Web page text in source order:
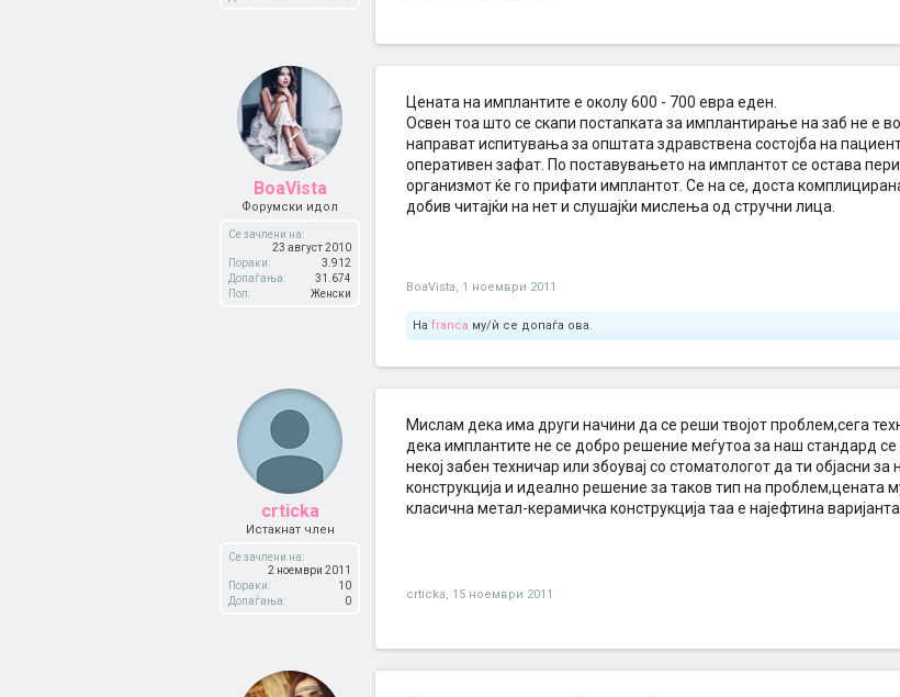
BoaVista
Форумски идол
Се зачлени на:
23 август 2010
Пораки:
3.912
Допаѓања:
31.674
Пол:
Женски
Цената на имплантите е околу 600 - 700 евра еден.
Освен тоа што се скапи постапката за имплантирање на заб не е
направат испитувања за општата здравствена состојба на
оперативен зафат. По поставувањето на имплантот се остава
организмот ќе го прифати имплантот. Се на се, доста
добив читајќи на нет и слушајќи мислења од стручни лица.
BoaVista, 1 ноември 2011
На franca му/ѝ се допаѓа ова.
crticka
Истакнат член
Се зачлени на:
2 ноември 2011
Пораки:
10
Допаѓања:
0
Мислам дека има други начини да се реши твојот проблем,сега
дека имплантите не се добро решение меѓутоа за наш стандард се
некој забен техничар или збоувај со стоматологот да ти објасни
конструкција и идеално решение за таков тип на проблем,цената
класична метал-керамичка конструкција таа е најефтина
crticka, 15 ноември 2011